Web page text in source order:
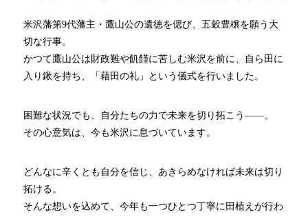
米沢藩第9代藩主・鷹山公の遺徳を偲び、五穀豊穣を願う大
切な行事。
かつて鷹山公は財政難や飢饉に苦しむ米沢を前に、自ら田に
入り鍬を持ち、「藉田の礼」という儀式を行いました。
困難な状況でも、自分たちの力で未来を切り拓こう――。
その心意気は、今も米沢に息づいています。
どんなに辛くとも自分を信じ、あきらめなければ未来は切り
拓ける。
そんな想いを込めて、今年も一つひとつ丁寧に田植えが行わ